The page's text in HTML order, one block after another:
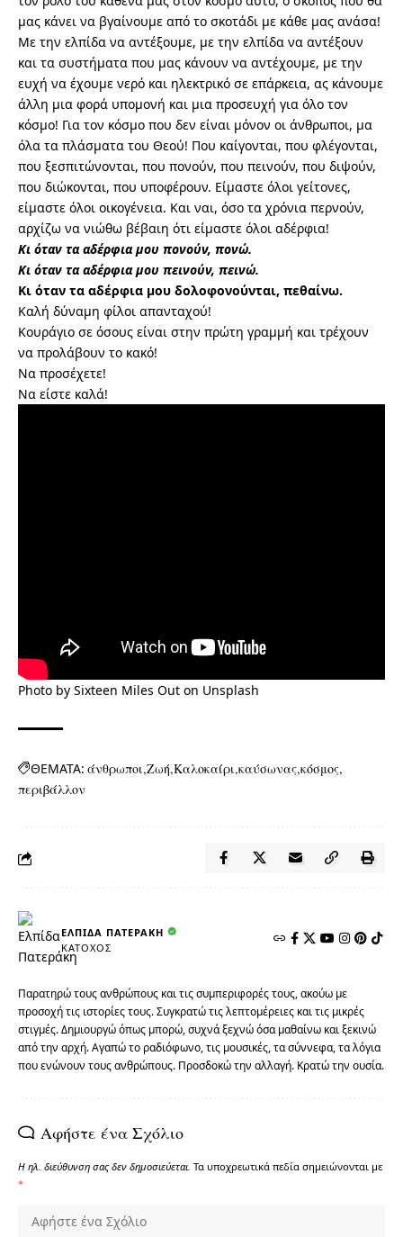
μας κάνει να βγαίνουμε από το σκοτάδι με κάθε μας ανάσα!
Με την ελπίδα να αντέξουμε, με την ελπίδα να αντέξουν
και τα συστήματα που μας κάνουν να αντέχουμε, με την
ευχή να έχουμε νερό και ηλεκτρικό σε επάρκεια, ας κάνουμε
άλλη μια φορά υπομονή και μια προσευχή για όλο τον
κόσμο! Για τον κόσμο που δεν είναι μόνον οι άνθρωποι, μα
όλα τα πλάσματα του Θεού! Που καίγονται, που φλέγονται,
που ξεσπιτώνονται, που πονούν, που πεινούν, που διψούν,
που διώκονται, που υποφέρουν. Είμαστε όλοι γείτονες,
είμαστε όλοι οικογένεια. Και ναι, όσο τα χρόνια περνούν,
αρχίζω να νιώθω βέβαιη ότι είμαστε όλοι αδέρφια!
Κι όταν τα αδέρφια μου πονούν, πονώ.
Κι όταν τα αδέρφια μου πεινούν, πεινώ.
Κι όταν τα αδέρφια μου δολοφονούνται, πεθαίνω.
Καλή δύναμη φίλοι απανταχού!
Κουράγιο σε όσους είναι στην πρώτη γραμμή και τρέχουν
να προλάβουν το κακό!
Να προσέχετε!
Να είστε καλά!
Photo by Sixteen Miles Out on Unsplash
ΘΕΜΑΤΑ: άνθρωποι Ζωή Καλοκαίρι καύσωνας κόσμος
περιβάλλον
ΕΛΠΊΔΑ ΠΑΤΕΡΆΚΗ
ΚΆΤΟΧΟΣ
Παρατηρώ τους ανθρώπους και τις συμπεριφορές τους, ακούω με
προσοχή τις ιστορίες τους. Συγκρατώ τις λεπτομέρειες και τις μικρές
στιγμές. Δημιουργώ όπως μπορώ, συχνά ξεχνώ όσα μαθαίνω και ξεκινώ
από την αρχή. Αγαπώ το ραδιόφωνο, τις μουσικές, τα σύννεφα, τα λόγια
που ενώνουν τους ανθρώπους. Προσδοκώ την αλλαγή. Κρατώ την ουσία.
Αφήστε ένα Σχόλιο
Η ηλ. διεύθυνση σας δεν δημοσιεύεται. Τα υποχρεωτικά πεδία σημειώνονται με
*